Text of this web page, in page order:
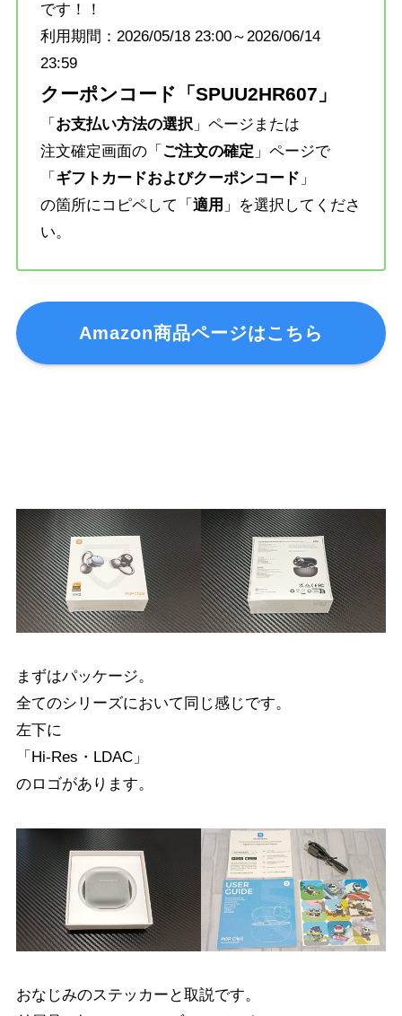
です！！
利用期間：2026/05/18 23:00～2026/06/14
23:59
クーポンコード「SPUU2HR607」
「 お支払い方法の選択」ページまたは
注文確定画面の「 ご注文の確定 」ページで
「 ギフトカードおよびクーポンコード 」
の箇所にコピペして「適用 」を選択してくださ
い。
Amazon商品ページはこちら
まずはパッケージ。
全てのシリーズにおいて同じ感じです。
左下に
「Hi-Res・LDAC」
のロゴがあります。
おなじみのステッカーと取説です。